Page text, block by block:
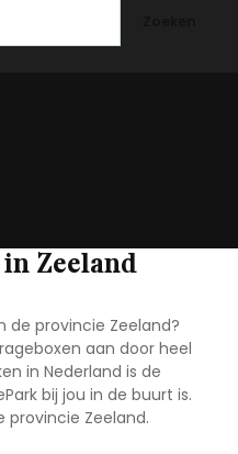
Zeeland
de provincie Zeeland?
aan door heel
in Nederland is de
bij jou in de buurt is.
provincie Zeeland.